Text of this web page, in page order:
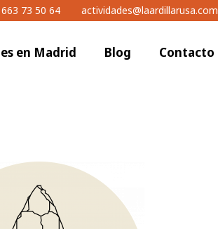
73 50 64 actividades@laardillarusa.com
en Madrid Blog Contacto